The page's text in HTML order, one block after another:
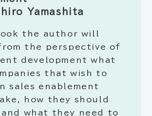
Yamashita
the author will
the perspective of
development what
that wish to
sales enablement
how they should
and what they need to